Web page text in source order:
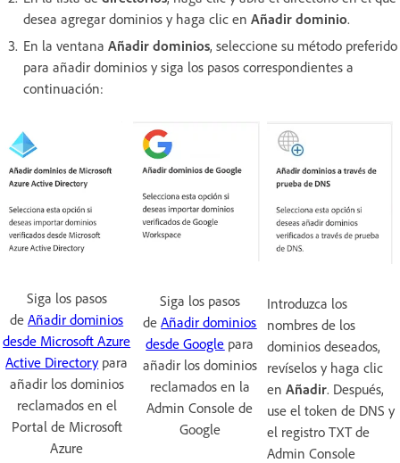
desea agregar dominios y haga clic en Añadir dominio.
En la ventana Añadir dominios, seleccione su método preferido
para añadir dominios y siga los pasos correspondientes a
continuación:
Siga los pasos
deAñadir dominios
desde Microsoft Azure
Active Directorypara
añadir los dominios
reclamados en el
Portal de Microsoft
Azure
Siga los pasos
deAñadir dominios
desde Google para
añadir los dominios
reclamados en la
Admin Console de
Google
Introduzca los
nombres de los
dominios deseados,
revíselos y haga clic
en Añadir. Después,
use el token de DNS y
el registro TXT de
Admin Console